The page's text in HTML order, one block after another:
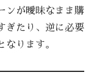
ンが曖昧なまま購
ぎたり、逆に必要
なります。